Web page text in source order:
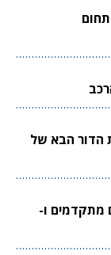
הדור הבא של
מתקדמים ו-